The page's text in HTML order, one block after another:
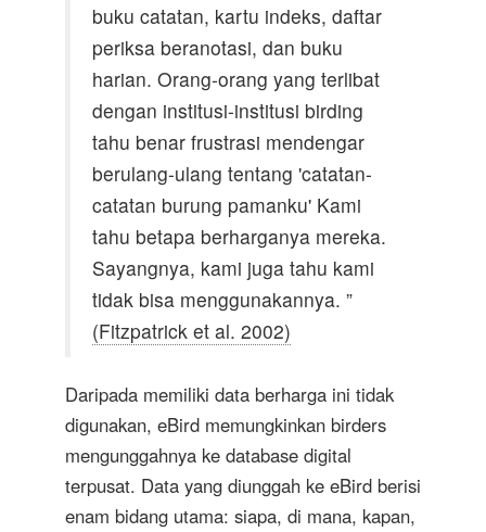
buku catatan, kartu indeks, daftar
periksa beranotasi, dan buku
harian. Orang-orang yang terlibat
dengan institusi-institusi birding
tahu benar frustrasi mendengar
berulang-ulang tentang 'catatan-
catatan burung pamanku' Kami
tahu betapa berharganya mereka.
Sayangnya, kami juga tahu kami
tidak bisa menggunakannya. ”
(Fitzpatrick et al. 2002)
Daripada memiliki data berharga ini tidak
digunakan, eBird memungkinkan birders
mengunggahnya ke database digital
terpusat. Data yang diunggah ke eBird berisi
enam bidang utama: siapa, di mana, kapan,